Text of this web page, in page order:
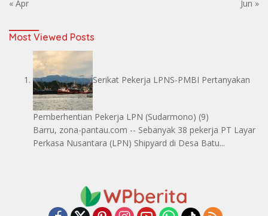
« Apr
Jun »
Most Viewed Posts
Serikat Pekerja LPNS-PMBI Pertanyakan
Pemberhentian Pekerja LPN (Sudarmono) (9)
Barru, zona-pantau.com -- Sebanyak 38 pekerja PT Layar
Perkasa Nusantara (LPN) Shipyard di Desa Batu...